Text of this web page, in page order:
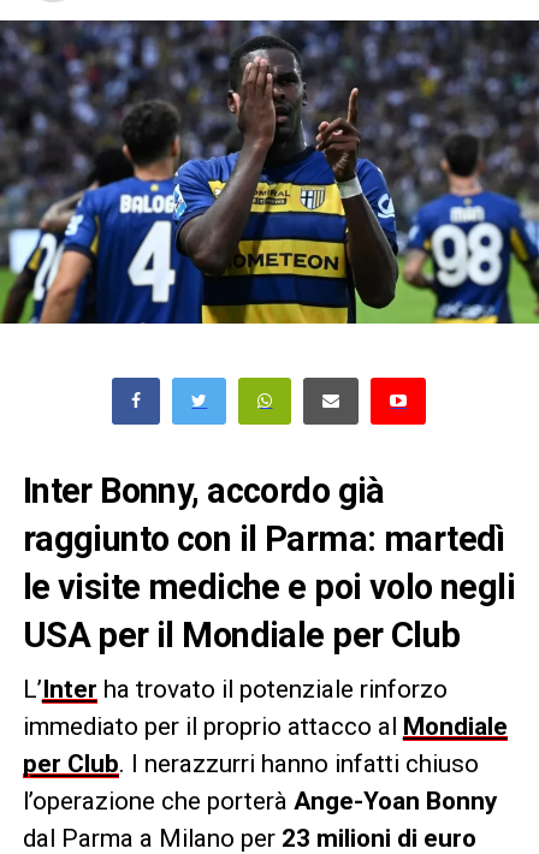
Inter Bonny, accordo già
raggiunto con il Parma: martedì
le visite mediche e poi volo negli
USA per il Mondiale per Club
L’Inter ha trovato il potenziale rinforzo
immediato per il proprio attacco al Mondiale
per Club. I nerazzurri hanno infatti chiuso
l’operazione che porterà Ange-Yoan Bonny
dal Parma a Milano per 23 milioni di euro